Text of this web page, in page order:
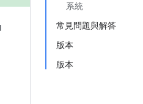
系統
常見問題與解答
版本
版本